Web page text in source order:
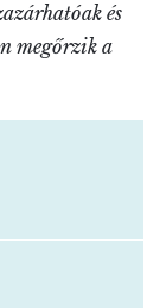
és
megőrzik a